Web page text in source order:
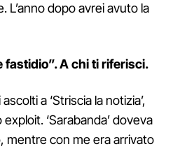
L’anno dopo avrei avuto la
fastidio”. A chi ti riferisci.
a ‘Striscia la notizia’,
‘Sarabanda’ doveva
mentre con me era arrivato